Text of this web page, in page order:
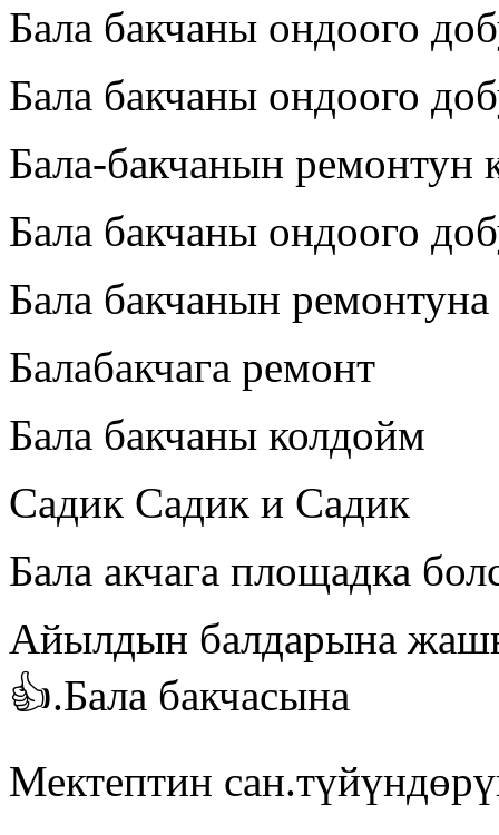
Бала бакчаны ондоого
Бала бакчаны ондоого
Бала-бакчанын ремонтун
Бала бакчаны ондоого
Бала бакчанын
Балабакчага ремонт
Бала бакчаны колдойм
Садик Садик и Садик
Бала акчага площадка
Айылдын балдарына
👍.Бала бакчасына
Мектептин